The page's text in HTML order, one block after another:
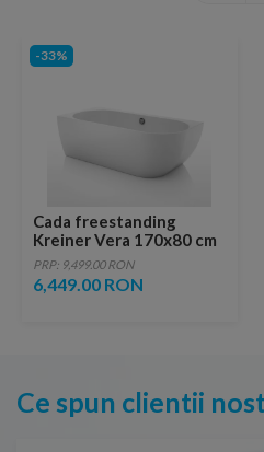
-33%
Cada freestanding
Kreiner Vera 170x80 cm
finisaj alb stanga lipita de
perete
PRP: 9,499.00 RON
6,449.00 RON
Ce spun clientii